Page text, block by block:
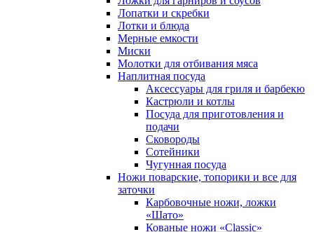
Лопатки и скребки
Лотки и блюда
Мерные емкости
Миски
Молотки для отбивания мяса
Наплитная посуда
Аксессуары для гриля и барбекю
Кастрюли и котлы
Посуда для приготовления и
подачи
Сковороды
Сотейники
Чугунная посуда
Ножи поварские, топорики и все для
заточки
Карбовочные ножи, ложки
«Шато»
Кованые ножи «Classic»